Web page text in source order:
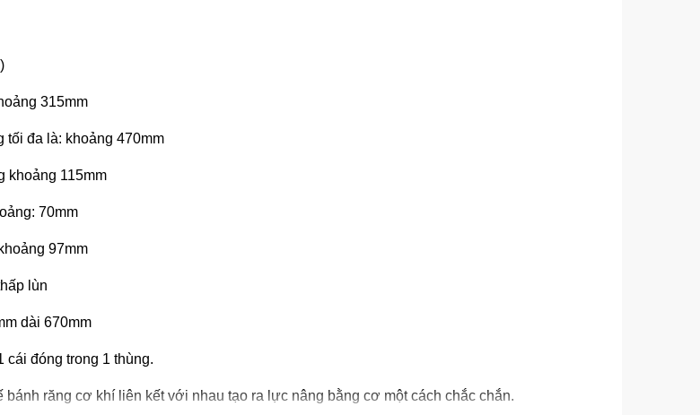
315mm
tối đa là: khoảng 470mm
khoảng 115mm
70mm
97mm
lùn
dài 670mm
cái đóng trong 1 thùng.
bánh răng cơ khí liên kết với nhau tạo ra lực nâng bằng cơ một cách chắc chắn.